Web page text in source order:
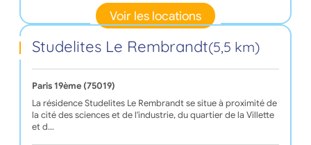
Voir les locations
Studelites Le Rembrandt(5,5 km)
Paris 19ème (75019)
La résidence Studelites Le Rembrandt se situe à proximité de
la cité des sciences et de l'industrie, du quartier de la Villette
et d…